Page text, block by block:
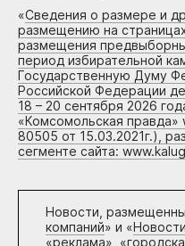
«Сведения о размере и
размещению на
размещения
период избирательной
Государственную Думу
Российской Федерации
18 – 20 сентября 2026
«Комсомольская
80505 от 15.03.2021г.),
сегменте сайта:
Новости,
компаний» и «
«реклама»,